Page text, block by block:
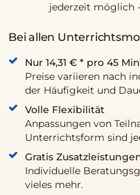
jederzeit möglich
Bei allen
Nur 14,31 € * pro 45
Preise variieren nach
der Häufigkeit und
Volle Flexibilität
Anpassungen von
Unterrichtsform sind
Gratis
Individuelle
vieles mehr.